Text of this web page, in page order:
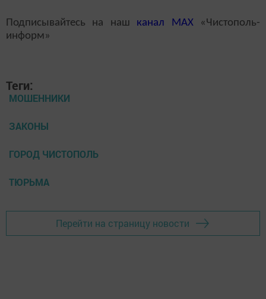
Подписывайтесь на наш канал MAX«Чистополь-
информ»
Теги:
МОШЕННИКИ
ЗАКОНЫ
ГОРОД ЧИСТОПОЛЬ
ТЮРЬМА
Перейти на страницу новости